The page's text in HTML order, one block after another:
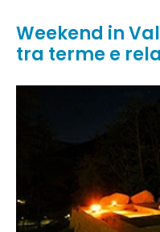
Weekend in
tra terme e